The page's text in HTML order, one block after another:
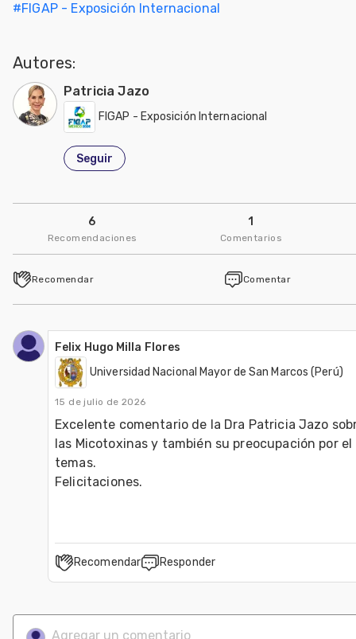
#FIGAP - Exposición Internacional
Autores:
Patricia Jazo
FIGAP - Exposición Internacional
Seguir
6
Recomendaciones
1
Comentarios
Recomendar Comentar
Felix Hugo Milla Flores
Universidad Nacional Mayor de San Marcos (Perú)
15 de julio de 2026
Excelente comentario de la Dra Patricia Jazo
las Micotoxinas y también su preocupación por
temas.
Felicitaciones.
Recomendar Responder